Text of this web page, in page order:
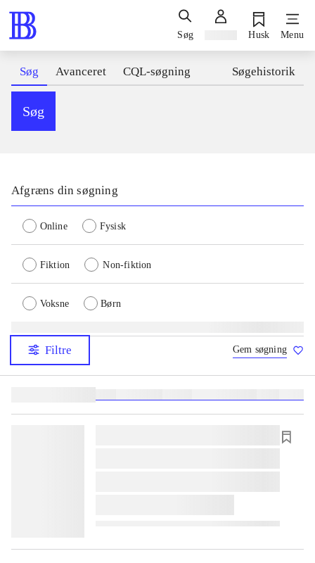
Søg Husk Menu
Søg Avanceret CQL-søgning Søgehistorik
Søg
Afgræns din søgning
Online Fysisk
Fiktion Non-fiktion
Voksne Børn
Filtre Gem søgning
lorem ipsum dolor sit amet ...